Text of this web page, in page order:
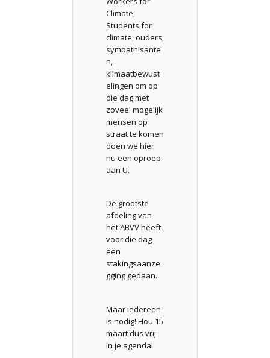
Climate,
Students for
climate, ouders,
sympathisante
n,
klimaatbewust
elingen om op
die dag met
zoveel mogelijk
mensen op
straat te komen
doen we hier
nu een oproep
aan U.
De grootste
afdeling van
het ABVV heeft
voor die dag
een
stakingsaanze
gging gedaan.
Maar iedereen
is nodig! Hou 15
maart dus vrij
in je agenda!